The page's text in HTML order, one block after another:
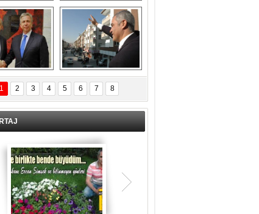
Yalnız
Adam
GÖKÇEK'TEN
HOLLYWOOD
FİLMLERİNİ
ARATMAYAN
TANITIM
ZÜBÜK!
ERCAN ŞİMŞEK
GÖLBAŞI'NDA
KASIRGA ETKİSİ
YARATTI !
1 2 3 4 5 6 7 8
Teşrik tekbiri nedir? Ne anlama gelir?